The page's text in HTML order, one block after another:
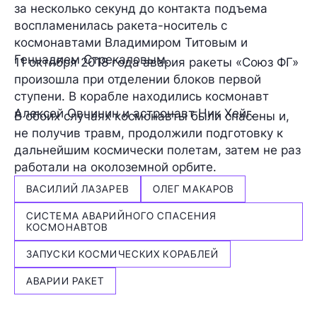
за несколько секунд до контакта подъема
воспламенилась ракета-носитель с
космонавтами Владимиром Титовым и
Геннадием Стрекаловым.
11 октября 2018 годаавария ракеты «Союз ФГ»
произошла при отделении блоков первой
ступени. В корабле находились космонавт
Алексей Овчинин и астронавт Ник Хейг.
В обоих случаях космонавты были спасены и,
не получив травм, продолжили подготовку к
дальнейшим космически полетам, затем не раз
работали на околоземной орбите.
ВАСИЛИЙ ЛАЗАРЕВ ОЛЕГ МАКАРОВ
СИСТЕМА АВАРИЙНОГО СПАСЕНИЯ
КОСМОНАВТОВ
ЗАПУСКИ КОСМИЧЕСКИХ КОРАБЛЕЙ
АВАРИИ РАКЕТ